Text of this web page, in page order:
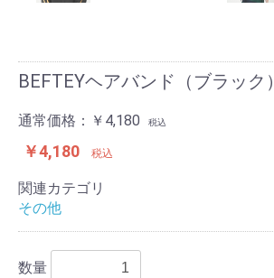
BEFTEYヘアバンド（ブラック）
通常価格： ￥4,180 税込
￥4,180 税込
関連カテゴリ
その他
数量